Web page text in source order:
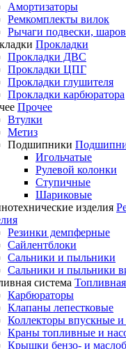
Амортизаторы
Ремкомплекты вилок
Рычаги подвески,
Прокладки
Прокладки ДВС
Прокладки ЦПГ
Прокладки глушителя
Прокладки карбюратора
Прочее
Втулки
Метиз
Подшипники
Игольчатые
Рулевой колонки
Ступичные
Шариковые
изделия
Резинки демпферные
Сайлентблоки
Сальники и пыльники
Сальники и пыльники
система
Карбюраторы
Клапаны лепестковые
Коллекторы впускные и
Краны топливные и
Крышки бензо- и